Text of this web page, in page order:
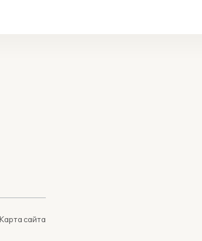
Карта сайта